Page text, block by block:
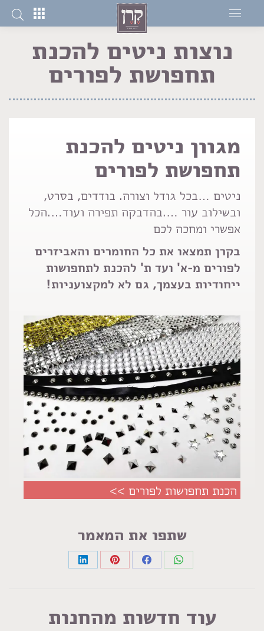
נוצות ניטים להכנת
תחפושת לפורים
מגוון ניטים להכנת
תחפושת לפורים
ניטים …בכל גודל וצורה. בודדים, בסרט,
ובשילוב עור ….בהדבקה תפירה ועוד….הכל
אפשרי ומחכה לכם
בקרן תמצאו את כל החומרים והאביזרים
לפורים מ-א' ועד ת' להכנת לתחפושות
ייחודיות בעצמך, גם לא למקצועניות!
הכנת תחפושות לפורים >>
שתפו את המאמר
Share
Share
Share
Share
עוד חדשות מהחנות